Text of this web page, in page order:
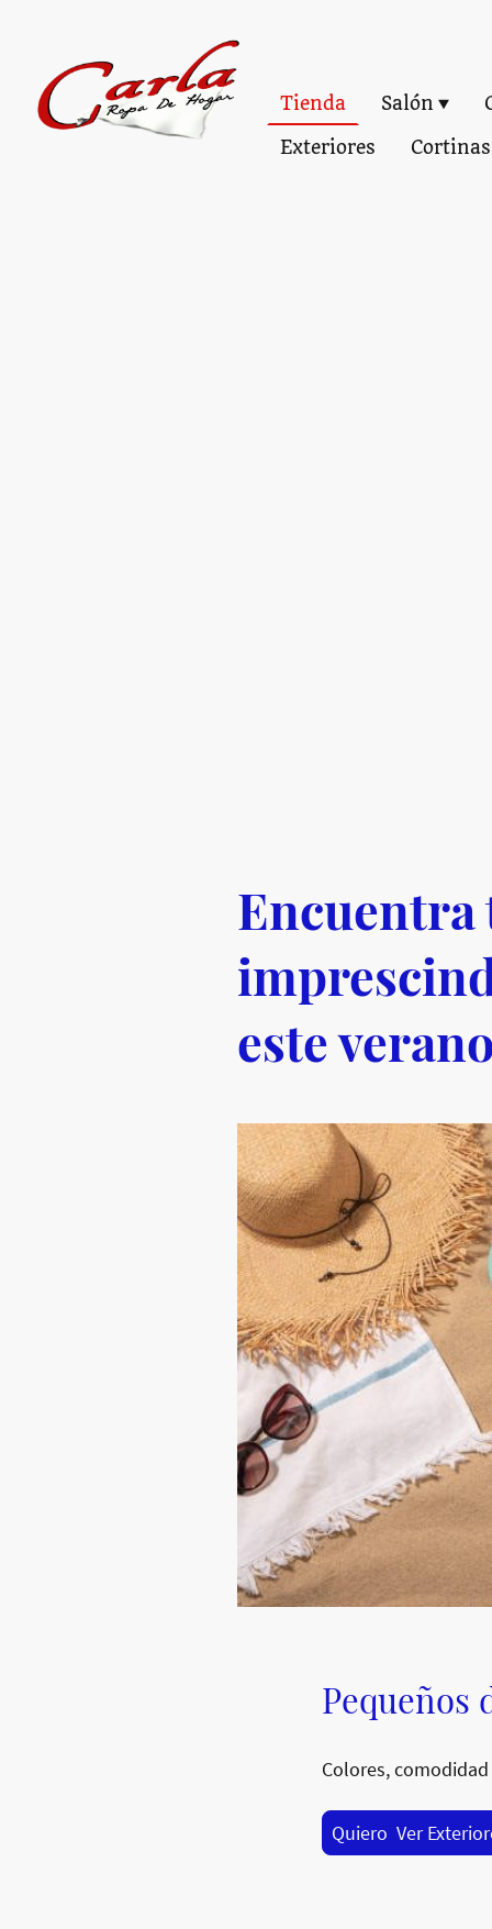
Tienda Salón
Exteriores
Cortinas
Encuentra
este
Pequeños
Colores,
Quiero Ver